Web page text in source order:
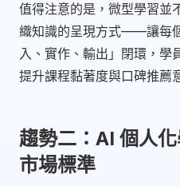
值得注意的是，微型學習並
織知識的呈現方式——讓每
入、實作、輸出」閉環，學
提升課程黏著度與口碑推薦
趨勢二：AI 個人
市場標準